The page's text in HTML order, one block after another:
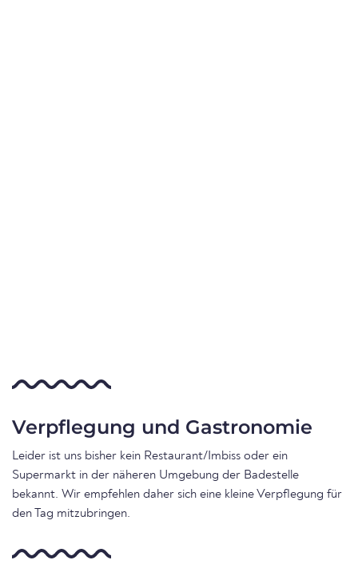
Verpflegung und Gastronomie
Leider ist uns bisher kein Restaurant/Imbiss oder ein
Supermarkt in der näheren Umgebung der Badestelle
bekannt. Wir empfehlen daher sich eine kleine Verpflegung für
den Tag mitzubringen.